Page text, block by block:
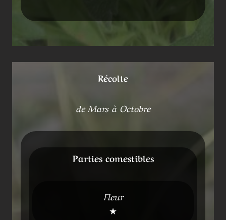
Récolte
de Mars à Octobre
Parties comestibles
Fleur
★